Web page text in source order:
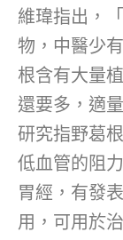
維瑋指出，
物，中醫少
根含有大量
還要多，適
研究指野葛
低血管的阻
胃經，有發
用，可用於